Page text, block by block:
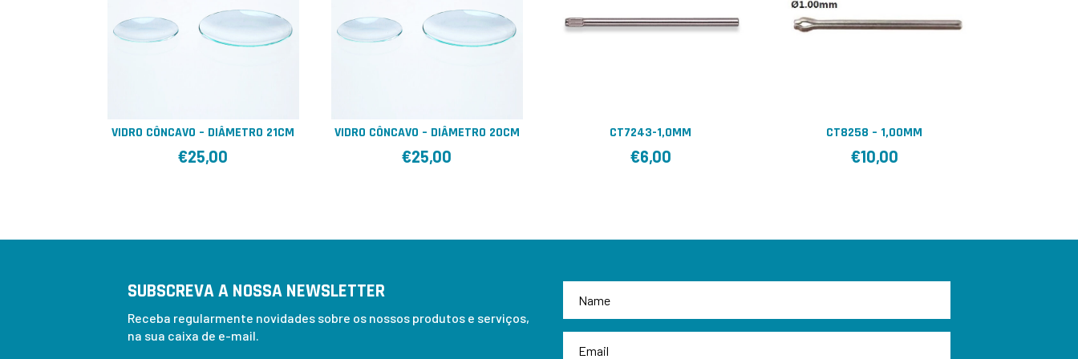
VIDRO CÔNCAVO – DIÂMETRO 21CM
€25,00
VIDRO CÔNCAVO – DIÂMETRO 20CM
€25,00
CT7243-1,0MM
€6,00
CT8258 – 1,00MM
€10,00
SUBSCREVA A NOSSA NEWSLETTER
Receba regularmente novidades sobre os nossos produtos e serviços,
na sua caixa de e-mail.